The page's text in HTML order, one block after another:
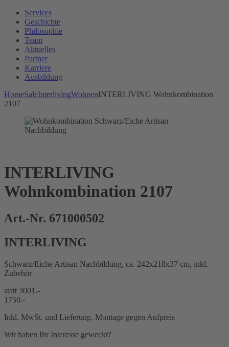
Services
Geschichte
Philosophie
Team
Aktuelles
Partner
Karriere
Ausbildung
HomeSaleInterlivingWohnenINTERLIVING Wohnkombination
2107
INTERLIVING
Wohnkombination 2107
Art.-Nr. 671000502
INTERLIVING
Schwarz/Eiche Artisan Nachbildung, ca. 242x218x37 cm, inkl.
Zubehör
statt 3001.-
1750.-
Inkl. MwSt. und Lieferung. Montage gegen Aufpreis
Wir haben Ihr Interesse geweckt?